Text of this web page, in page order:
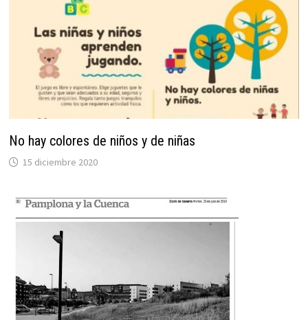
No hay colores de niños y de niñas
15 diciembre 2020